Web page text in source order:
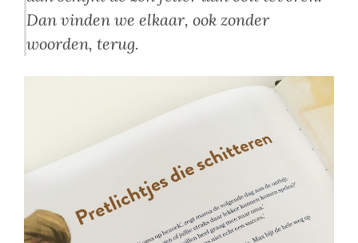
Dan vinden we elkaar, ook zonder
woorden, terug.